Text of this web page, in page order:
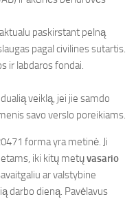
paskirstant pelną
pagal civilines sutartis.
ir labdaros fondai.
veiklą, jei jie samdo
savo verslo poreikiams.
forma yra metinė. Ji
iki kitų metųvasario
ar valstybine
darbo dieną. Pavėlavus